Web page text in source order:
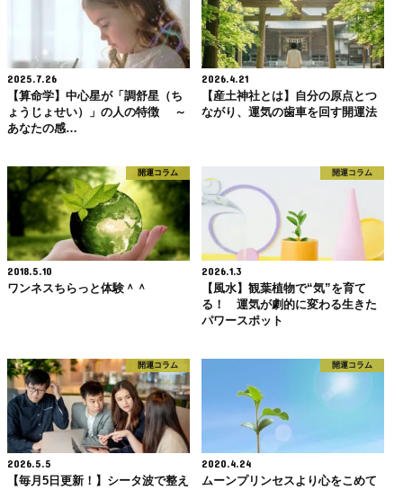
2025.7.26
【算命学】中心星が「調舒星（ち
ょうじょせい）」の人の特徴 ～
あなたの感…
2026.4.21
【産土神社とは】自分の原点とつ
ながり、運気の歯車を回す開運法
開運コラム
2018.5.10
ワンネスちらっと体験＾＾
開運コラム
2026.1.3
【風水】観葉植物で“気”を育て
る！ 運気が劇的に変わる生きた
パワースポット
開運コラム
2026.5.5
【毎月5日更新！】シータ波で整え
開運コラム
2020.4.24
ムーンプリンセスより心をこめて